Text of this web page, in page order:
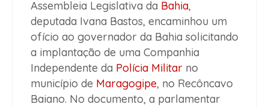
Assembleia Legislativa da Bahia,
deputada Ivana Bastos, encaminhou um
ofício ao governador da Bahia solicitando
a implantação de uma Companhia
Independente da Polícia Militar no
município de Maragogipe, no Recôncavo
Baiano. No documento, a parlamentar